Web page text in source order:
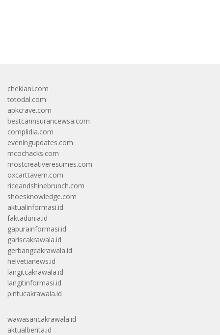
cheklani.com
totodal.com
apkcrave.com
bestcarinsurancewsa.com
complidia.com
eveningupdates.com
mcochacks.com
mostcreativeresumes.com
oxcarttavern.com
riceandshinebrunch.com
shoesknowledge.com
aktualinformasi.id
faktadunia.id
gapurainformasi.id
gariscakrawala.id
gerbangcakrawala.id
helvetianews.id
langitcakrawala.id
langitinformasi.id
pintucakrawala.id
wawasancakrawala.id
aktualberita.id